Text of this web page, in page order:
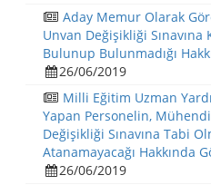
Aday Memur Olarak
Unvan Değişikliği Sınavına
Bulunup Bulunmadığı
26/06/2019
Milli Eğitim Uzman
Yapan Personelin,
Değişikliği Sınavına Tabi
Atanamayacağı Hakkında
26/06/2019